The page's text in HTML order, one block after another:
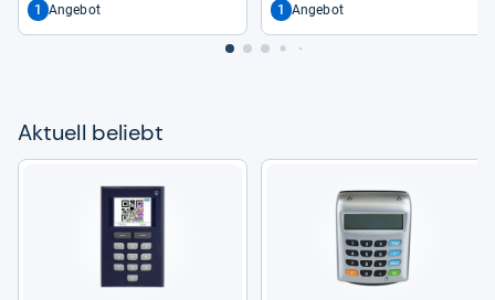
1 Angebot 1 Angebot
Aktu­ell beliebt